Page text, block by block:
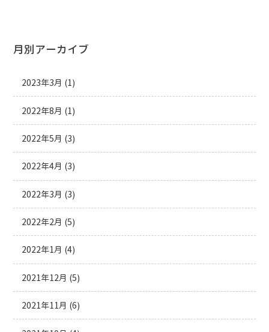
月別アーカイブ
2023年3月 (1)
2022年8月 (1)
2022年5月 (3)
2022年4月 (3)
2022年3月 (3)
2022年2月 (5)
2022年1月 (4)
2021年12月 (5)
2021年11月 (6)